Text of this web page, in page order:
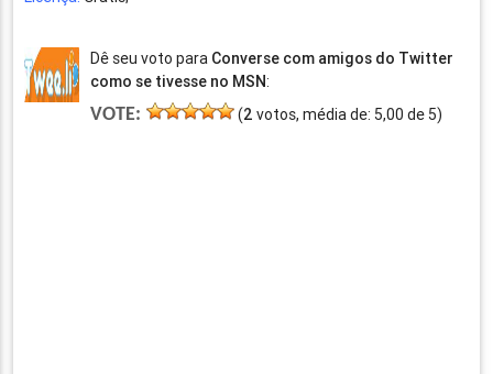
Dê seu voto para Converse com amigos do Twitter
como se tivesse no MSN:
VOTE: (2 votos, média de: 5,00 de 5)